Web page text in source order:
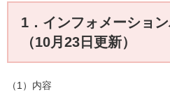
1．インフォメーショ
（10月23日更新）
（1）内容